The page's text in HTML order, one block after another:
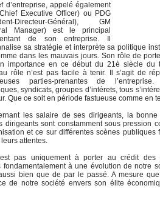
d’entreprise, appelé également
Executive Officer) ou PDG
Directeur-Général), GM
Manager) est le principal
de son entreprise. Il
sa stratégie et interprète sa politique
dans les mauvais jours. Son rôle de
importance en ce début du 21è siècle du
rôle n’est pas facile à tenir. Il s’agit de
parties-prenantes de l’entreprise.
syndicats, groupes d’intérets, tous
Que ce soit en période fastueuse comme en
les salaire de ses dirigeants, la bonne
dirigeants sont constamment sous pression
et ce sur différentes scènes publiques
attentes.
pas uniquement à porter au crédit des
à une évolution de notre
bien que de par le passé. A mesure
de notre société envers son élite